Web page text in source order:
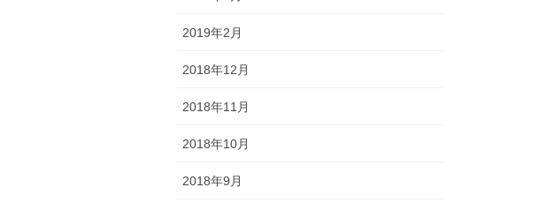
2019年2月
2018年12月
2018年11月
2018年10月
2018年9月